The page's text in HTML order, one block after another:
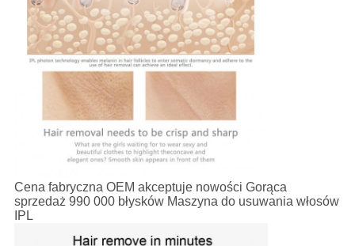
Cena fabryczna OEM akceptuje nowości Gorąca
sprzedaż 990 000 błysków Maszyna do usuwania włosów
IPL